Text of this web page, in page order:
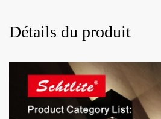
Détails du produit